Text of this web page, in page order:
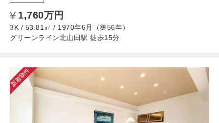
1,760万円
3K / 53.81㎡ / 1970年6月（築56年）
グリーンライン北山田駅 徒歩15分
新着物件